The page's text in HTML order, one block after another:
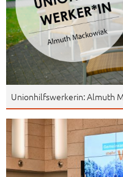
Unionhilfswerkerin: Almuth